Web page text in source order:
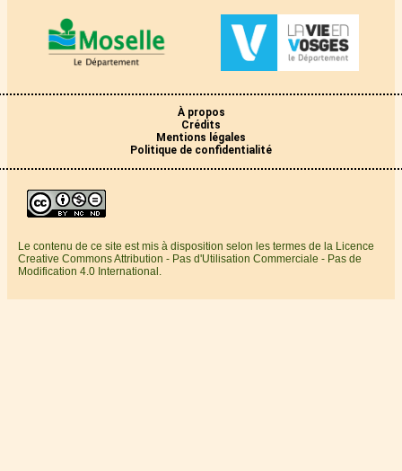
À propos
Crédits
Mentions légales
Politique de confidentialité
Le contenu de ce site est mis à disposition selon les termes de la Licence
Creative Commons Attribution - Pas d'Utilisation Commerciale - Pas de
Modification 4.0 International.